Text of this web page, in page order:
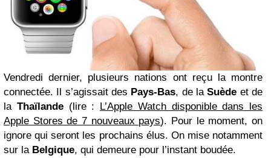
Vendredi dernier, plusieurs nations ont reçu la montre
connectée. Il s’agissait des Pays-Bas, de laSuède et de
la Thaïlande(lire :
L’Apple Watch disponible dans les
Apple Stores de 7 nouveaux pays). Pour le moment, on
ignore qui seront les prochains élus. On mise notamment
sur la Belgique, qui demeure pour l’instant boudée.